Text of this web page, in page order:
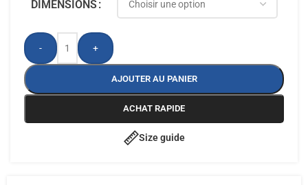
DIMENSIONS
- +
AJOUTER AU PANIER
ACHAT RAPIDE
Size guide